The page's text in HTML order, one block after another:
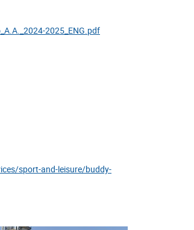
2025_ENG.pdf
sport-and-leisure/buddy-